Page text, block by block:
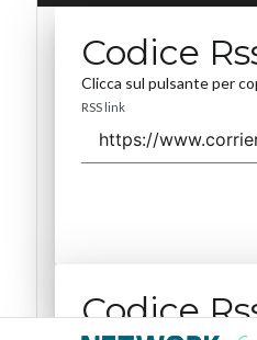
Codice
Clicca sul pulsante per
RSS link
Codice